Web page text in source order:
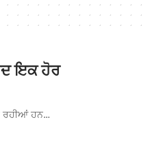
ਇਕ ਹੋਰ
ਰਹੀਆਂ ਹਨ…